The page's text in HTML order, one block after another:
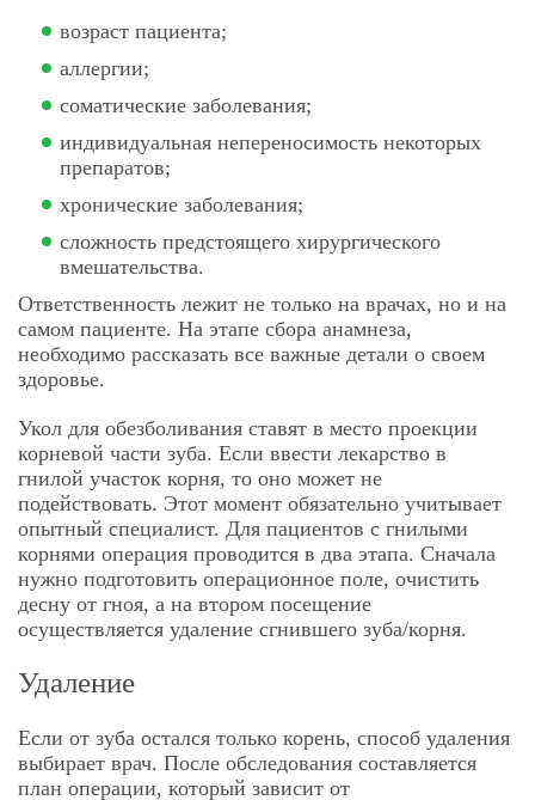
возраст пациента;
аллергии;
соматические заболевания;
индивидуальная непереносимость некоторых
препаратов;
хронические заболевания;
сложность предстоящего хирургического
вмешательства.
Ответственность лежит не только на врачах, но и на
самом пациенте. На этапе сбора анамнеза,
необходимо рассказать все важные детали о своем
здоровье.
Укол для обезболивания ставят в место проекции
корневой части зуба. Если ввести лекарство в
гнилой участок корня, то оно может не
подействовать. Этот момент обязательно учитывает
опытный специалист. Для пациентов с гнилыми
корнями операция проводится в два этапа. Сначала
нужно подготовить операционное поле, очистить
десну от гноя, а на втором посещение
осуществляется удаление сгнившего зуба/корня.
Удаление
Если от зуба остался только корень, способ удаления
выбирает врач. После обследования составляется
план операции, который зависит от